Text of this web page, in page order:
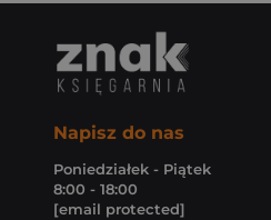
Napisz do nas
Poniedziałek - Piątek
8:00 - 18:00
[email protected]